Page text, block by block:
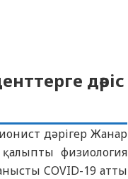
дәріс
дәрігер Жанар
физиология
COVID-19 атты